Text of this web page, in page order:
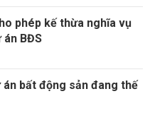
phép kế thừa nghĩa vụ
án BĐS
bất động sản đang thế